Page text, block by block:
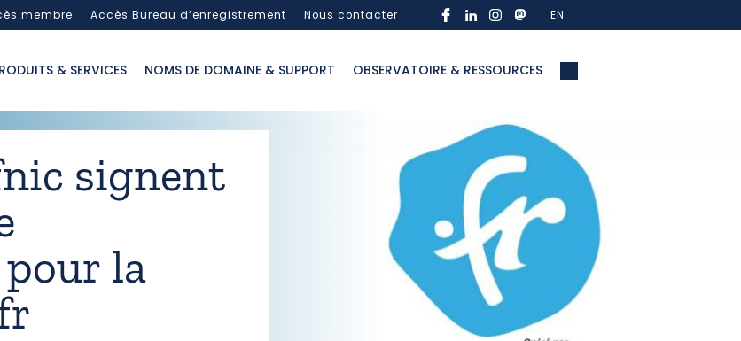
membre Accès Bureau d’enregistrement Nous contacter EN
& SERVICES NOMS DE DOMAINE & SUPPORT OBSERVATOIRE & RESSOURCES
signent
la